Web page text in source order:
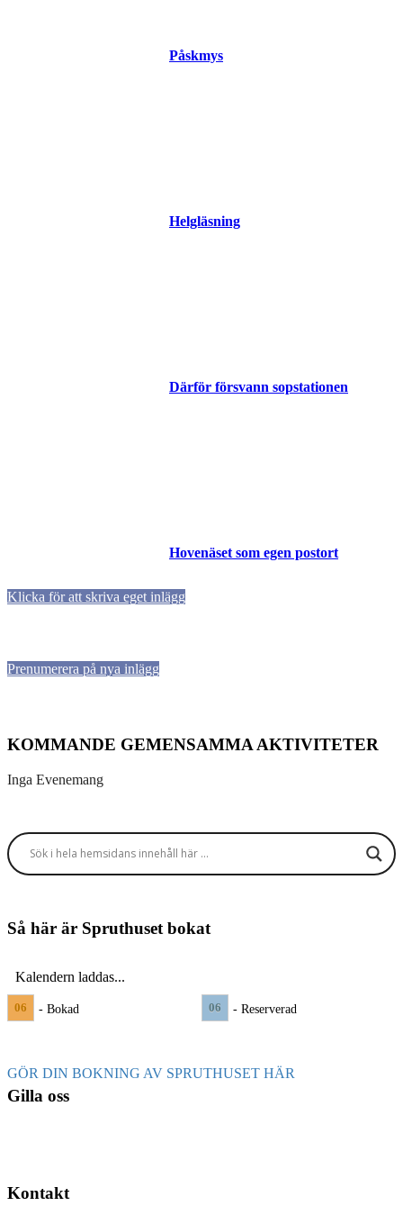
Påskmys
Helgläsning
Därför försvann sopstationen
Hovenäset som egen postort
Klicka för att skriva eget inlägg
Prenumerera på nya inlägg
KOMMANDE GEMENSAMMA AKTIVITETER
Inga Evenemang
Så här är Spruthuset bokat
Kalendern laddas...
06 - Bokad 06 - Reserverad
GÖR DIN BOKNING AV SPRUTHUSET HÄR
Gilla oss
Kontakt